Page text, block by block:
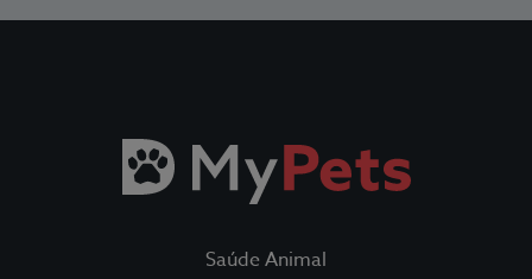
Saúde Animal